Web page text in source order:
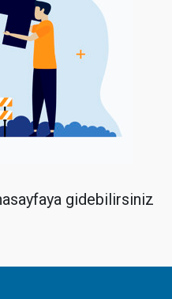
gidebilirsiniz